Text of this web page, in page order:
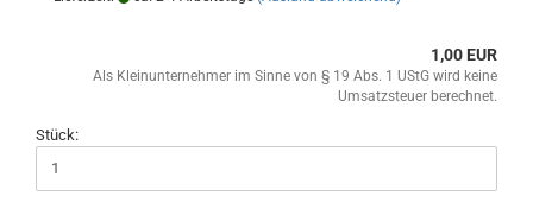
1,00 EUR
Als Kleinunternehmer im Sinne von § 19 Abs. 1 UStG wird keine
Umsatzsteuer berechnet.
Stück: